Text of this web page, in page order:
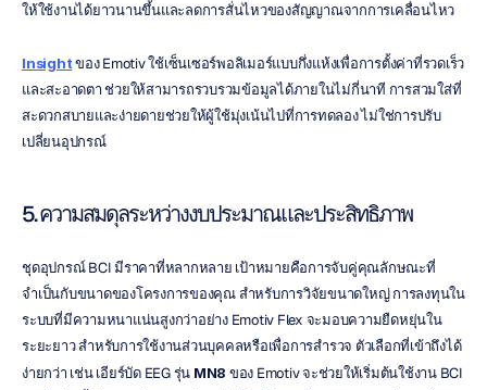
ให้ใช้งานได้ยาวนานขึ้นและลดการสั่นไหวของสัญญาณจากการเคลื่อนไหว
Insight ของ Emotiv ใช้เซ็นเซอร์พอลิเมอร์แบบกึ่งแห้งเพื่อการตั้งค่าที่รวดเร็ว
และสะอาดตา ช่วยให้สามารถรวบรวมข้อมูลได้ภายในไม่กี่นาที การสวมใส่ที่
สะดวกสบายและง่ายดายช่วยให้ผู้ใช้มุ่งเน้นไปที่การทดลอง ไม่ใช่การปรับ
เปลี่ยนอุปกรณ์
5. ความสมดุลระหว่างงบประมาณและประสิทธิภาพ
ชุดอุปกรณ์ BCI มีราคาที่หลากหลาย เป้าหมายคือการจับคู่คุณลักษณะที่
จำเป็นกับขนาดของโครงการของคุณ สำหรับการวิจัยขนาดใหญ่ การลงทุนใน
ระบบที่มีความหนาแน่นสูงกว่าอย่าง Emotiv Flex จะมอบความยืดหยุ่นใน
ระยะยาว สำหรับการใช้งานส่วนบุคคลหรือเพื่อการสำรวจ ตัวเลือกที่เข้าถึงได้
ง่ายกว่า เช่น เอียร์บัด EEG รุ่น MN8 ของ Emotiv จะช่วยให้เริ่มต้นใช้งาน BCI